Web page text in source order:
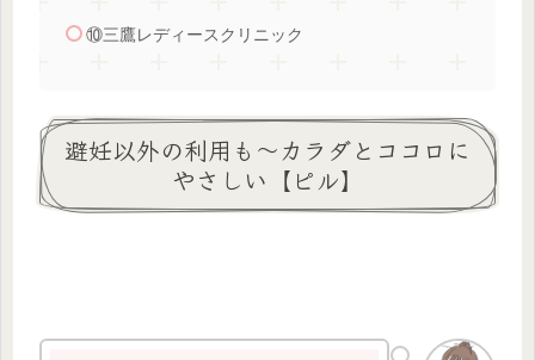
⑩三鷹レディースクリニック
避妊以外の利用も～カラダとココロに
やさしい【ピル】